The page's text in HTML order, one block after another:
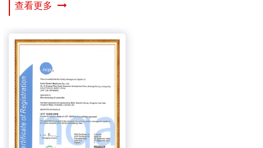
查看更多